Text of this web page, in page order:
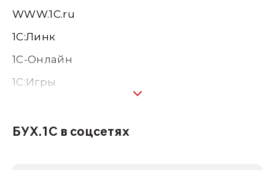
WWW.1С.ru
1С:Линк
1С-Онлайн
1C:Игры
1С:Консалтинг
БУХ.1С в соцсетях